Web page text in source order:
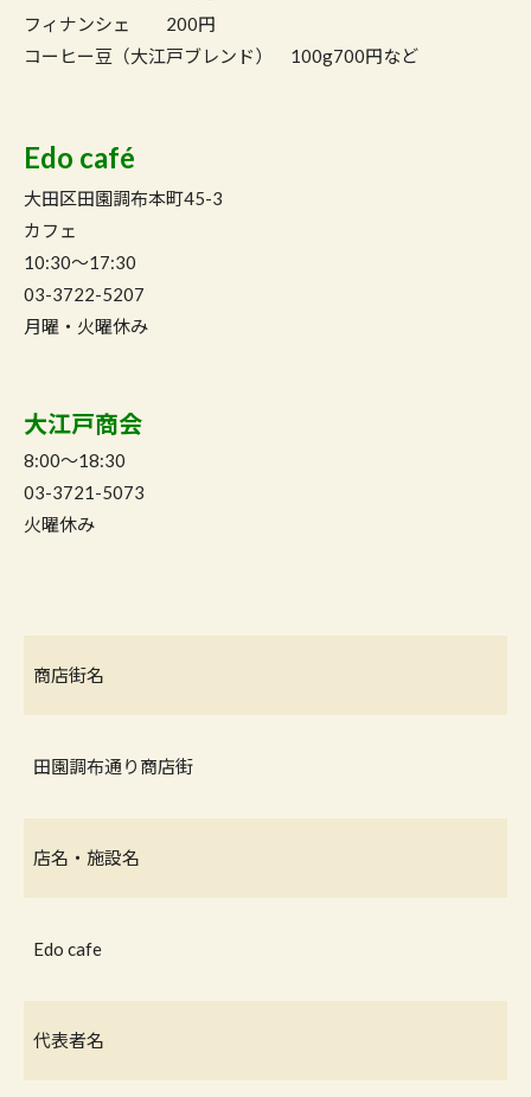
フィナンシェ 200円
コーヒー豆（大江戸ブレンド） 100g700円など
Edo café
大田区田園調布本町45-3
カフェ
10:30〜17:30
03-3722-5207
月曜・火曜休み
大江戸商会
8:00〜18:30
03-3721-5073
火曜休み
商店街名
田園調布通り商店街
店名・施設名
Edo cafe
代表者名